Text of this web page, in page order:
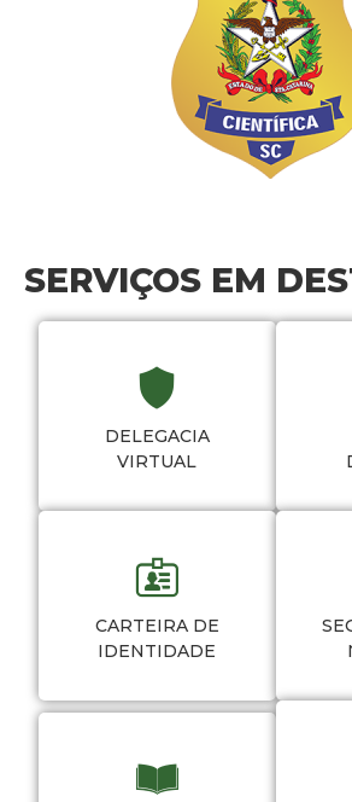
SERVIÇOS EM
DELEGACIA
VIRTUAL
CARTEIRA DE
IDENTIDADE